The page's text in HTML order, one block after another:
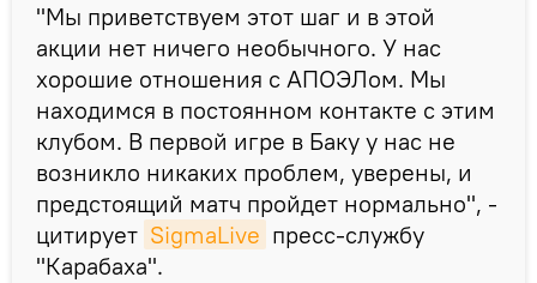
"Мы приветствуем этот шаг и в этой
акции нет ничего необычного. У нас
хорошие отношения с АПОЭЛом. Мы
находимся в постоянном контакте с этим
клубом. В первой игре в Баку у нас не
возникло никаких проблем, уверены, и
предстоящий матч пройдет нормально", -
цитирует SigmaLive пресс-службу
"Карабаха".